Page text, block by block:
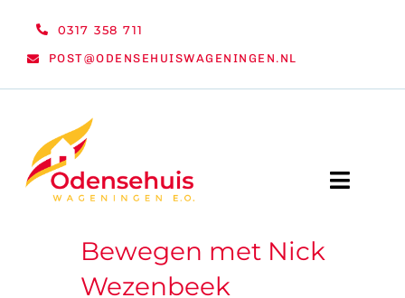
0317 358 711
POST@ODENSEHUISWAGENINGEN.NL
Toggle
WELKOMBewegen met Nick
Wezenbeek